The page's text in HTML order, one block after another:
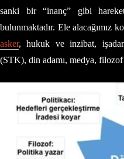
sanki bir “inanç” gibi
bulunmaktadır. Ele alacağımız
asker, hukuk ve inzibat,
(STK), din adamı, medya,